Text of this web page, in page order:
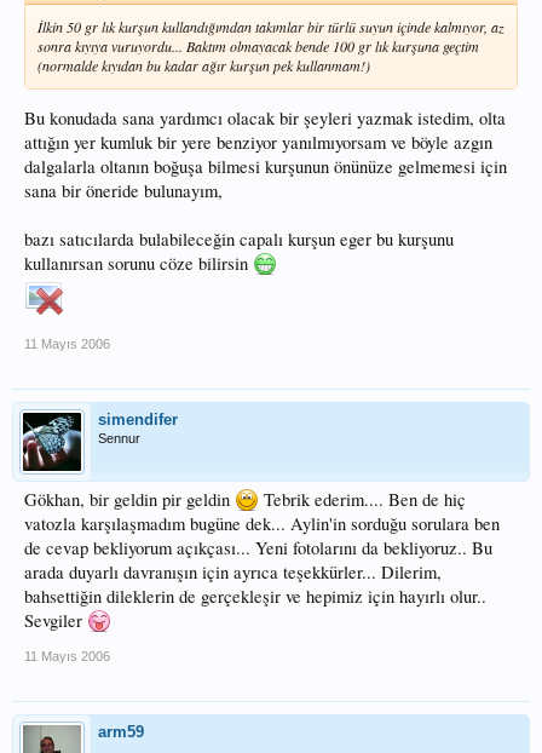
İlkin 50 gr lık kurşun kullandığımdan takımlar bir türlü suyun içinde kalmıyor, az
sonra kıyıya vuruyordu... Baktım olmayacak bende 100 gr lık kurşuna geçtim
(normalde kıyıdan bu kadar ağır kurşun pek kullanmam!)
Bu konudada sana yardımcı olacak bir şeyleri yazmak istedim, olta
attığın yer kumluk bir yere benziyor yanılmıyorsam ve böyle azgın
dalgalarla oltanın boğuşa bilmesi kurşunun önünüze gelmemesi için
sana bir öneride bulunayım,
bazı satıcılarda bulabileceğin capalı kurşun eger bu kurşunu
kullanırsan sorunu cöze bilirsin
11 Mayıs 2006
simendifer
Sennur
Gökhan, bir geldin pir geldin
Tebrik ederim.... Ben de hiç
vatozla karşılaşmadım bugüne dek... Aylin'in sorduğu sorulara ben
de cevap bekliyorum açıkçası... Yeni fotolarını da bekliyoruz.. Bu
arada duyarlı davranışın için ayrıca teşekkürler... Dilerim,
bahsettiğin dileklerin de gerçekleşir ve hepimiz için hayırlı olur..
Sevgiler
11 Mayıs 2006
arm59